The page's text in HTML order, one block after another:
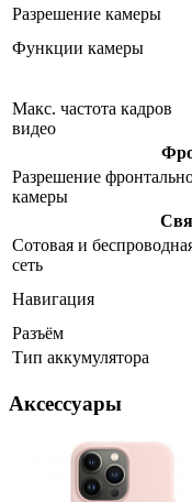
Разрешение камеры
Функции камеры
Макс. частота кадров
видео
Разрешение
камеры
Сотовая и
сеть
Навигация
Разъём
Тип аккумулятора
Аксессуары